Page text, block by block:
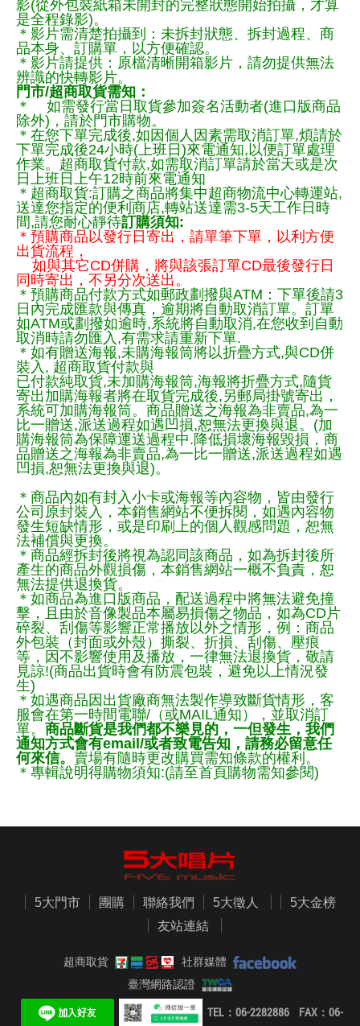
影(從外包裝紙箱未開封的完整狀態開始拍攝，才算
是全程錄影)。
＊影片需清楚拍攝到：未拆封狀態、拆封過程、商
品本身、訂購單，以方便確認。
＊影片請提供：原檔清晰開箱影片，請勿提供無法
辨識的快轉影片。
門市/超商取貨需知：
＊ 如需發行當日取貨參加簽名活動者(進口版商品
除外)，請於門市購物。
＊在您下單完成後,如因個人因素需取消訂單,煩請於
下單完成後24小時(上班日)來電通知,以便訂單處理
作業。超商取貨付款,如需取消訂單請於當天或是次
日上班日上午12時前來電通知
＊超商取貨:訂購之商品將集中超商物流中心轉運站,
送達您指定的便利商店,轉站送達需3-5天工作日時
間,請您耐心靜待訂購須知:
＊預購商品以發行日寄出，請單筆下單，以利方便
出貨流程，
如與其它CD併購，將與該張訂單CD最後發行日
同時寄出，不另分次送出。
＊預購商品付款方式如郵政劃撥與ATM：下單後請3
日內完成匯款與傳真，逾期將自動取消訂單。訂單
如ATM或劃撥如逾時,系統將自動取消,在您收到自動
取消時請勿匯入,有需求請重新下單.
＊如有贈送海報,未購海報筒將以折疊方式,與CD併
裝入, 超商取貨付款與
已付款純取貨,未加購海報筒,海報將折疊方式,隨貨
寄出加購海報者將在取貨完成後,另郵局掛號寄出，
系統可加購海報筒。商品贈送之海報為非賣品,為一
比一贈送,派送過程如遇凹損,恕無法更換與退。(加
購海報筒為保障運送過程中.降低損壞海報毀損，商
品贈送之海報為非賣品,為一比一贈送,派送過程如遇
凹損,恕無法更換與退)。
＊商品內如有封入小卡或海報等內容物，皆由發行
公司原封裝入，本銷售網站不便拆閱，如遇內容物
發生短缺情形，或是印刷上的個人觀感問題，恕無
法補償與更換。
＊商品經拆封後將視為認同該商品，如為拆封後所
產生的商品外觀損傷，本銷售網站一概不負責，恕
無法提供退換貨。
＊如商品為進口版商品，配送過程中將無法避免撞
擊，且由於音像製品本屬易損傷之物品，如為CD片
碎裂、刮傷等影響正常播放以外之情形，例：商品
外包裝（封面或外殼）撕裂、折損、刮傷、壓痕
等，因不影響使用及播放，一律無法退換貨，敬請
見諒!(商品出貨時會有防震包裝，避免以上情況發
生)
＊如遇商品因出貨廠商無法製作導致斷貨情形，客
服會在第一時間電聯/（或MAIL通知），並取消訂
單。 商品斷貨是我們都不樂見的，一但發生，我們
通知方式會有email/或者致電告知，請務必留意任
何來信。 賣場有隨時更改購買需知條款的權利。
＊專輯說明得購物須知:(請至首頁購物需知參閱)
5大門市 團購 聯絡我們 5大徵人
5大金榜
友站連結
超商取貨
社群媒體
臺灣網路認證
TEL：06-2282886 FAX：06-